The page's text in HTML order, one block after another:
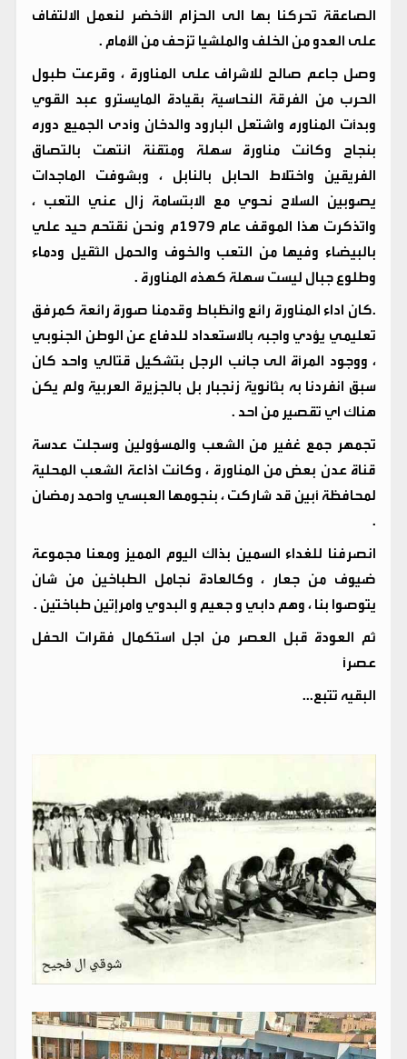
الصاعقة تحركنا بها الى الحزام الأخضر لنعمل الالتفاف
على العدو من الخلف والملشيا تزحف من الأمام .
وصل جاعم صالح للاشراف على المناورة ، وقرعت طبول
الحرب من الفرقة النحاسية بقيادة المايسترو عبد القوي
وبدأت المناوره واشتعل البارود والدخان وأدى الجميع دوره
بنجاح وكانت مناورة سهلة ومتقنة انتهت بالتصاق
الفريقين واختلاط الحابل بالنابل ، وبشوفت الماجدات
يصوبين السلاح نحوي مع الابتسامة زال عني التعب ،
واتذكرت هذا الموقف عام 1979م ونحن نقتحم حيد علي
بالبيضاء وفيها من التعب والخوف والحمل الثقيل ودماء
وطلوع جبال ليست سهلة كهذه المناورة .
.كان اداء المناورة رائع وانظباط وقدمنا صورة رائعة كمرفق
تعليمي يؤدي واجبه بالاستعداد للدفاع عن الوطن الجنوبي
، ووجود المرأة الى جانب الرجل بتشكيل قتالي واحد كان
سبق انفردنا به بثانوية زنجبار بل بالجزيرة العربية ولم يكن
هناك اي تقصير من احد .
تجمهر جمع غفير من الشعب والمسؤولين وسجلت عدسة
قناة عدن بعض من المناورة ، وكانت اذاعة الشعب المحلية
لمحافظة أبين قد شاركت ، بنجومها العبسي واحمد رمضان
.
انصرفنا للغداء السمين بذاك اليوم المميز ومعنا مجموعة
ضيوف من جعار ، وكالعادة نجامل الطباخين من شان
يتوصوا بنا ، وهم دابي و جعيم و البدوي وامرإتين طباختين .
ثم العودة قبل العصر من اجل استكمال فقرات الحفل
عصراً
البقيه تتبع...